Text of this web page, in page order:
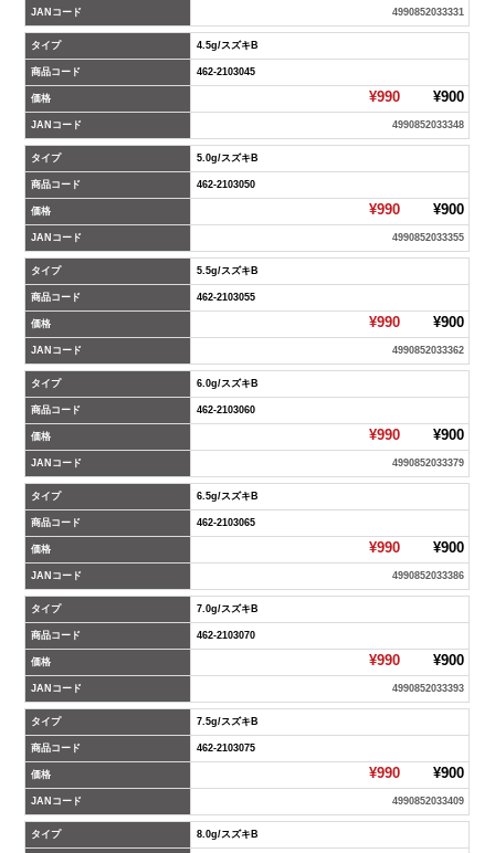
JANコード 4990852033331
タイプ 4.5g/スズキB
商品コード 462-2103045
価格 ¥990¥900
JANコード 4990852033348
タイプ 5.0g/スズキB
商品コード 462-2103050
価格 ¥990¥900
JANコード 4990852033355
タイプ 5.5g/スズキB
商品コード 462-2103055
価格 ¥990¥900
JANコード 4990852033362
タイプ 6.0g/スズキB
商品コード 462-2103060
価格 ¥990¥900
JANコード 4990852033379
タイプ 6.5g/スズキB
商品コード 462-2103065
価格 ¥990¥900
JANコード 4990852033386
タイプ 7.0g/スズキB
商品コード 462-2103070
価格 ¥990¥900
JANコード 4990852033393
タイプ 7.5g/スズキB
商品コード 462-2103075
価格 ¥990¥900
JANコード 4990852033409
タイプ 8.0g/スズキB